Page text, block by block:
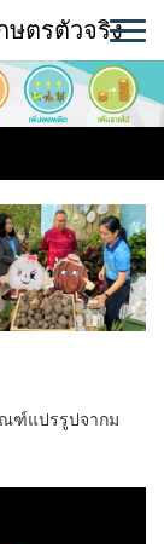
ษตรตัวจริง
ณฑ์แปรรูปจากม